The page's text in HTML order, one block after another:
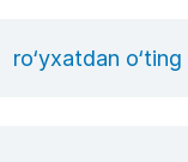
ro‘yxatdan o‘ting